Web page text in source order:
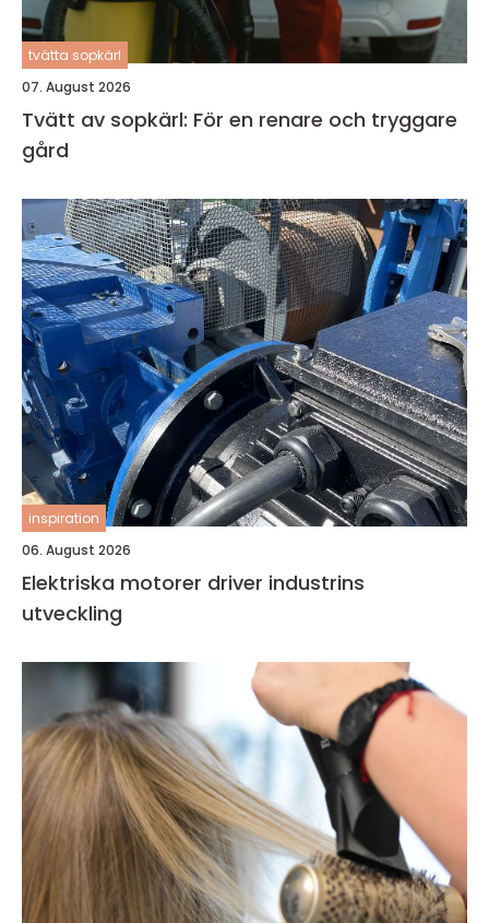
tvätta sopkärl
07. August 2026
Tvätt av sopkärl: För en renare och tryggare
gård
inspiration
06. August 2026
Elektriska motorer driver industrins
utveckling